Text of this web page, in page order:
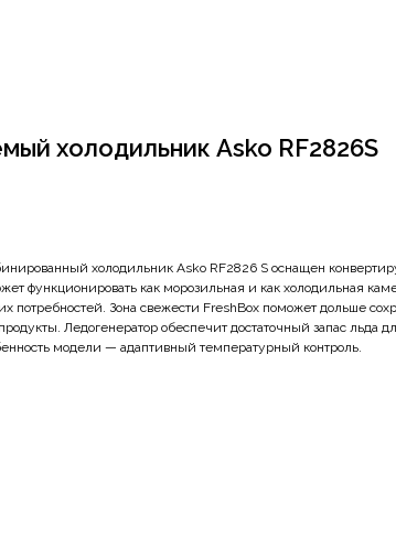
холодильник Asko RF2826S
холодильник Asko RF2826 S оснащен
функционировать как морозильная и как холодильная
потребностей. Зона свежести FreshBox поможет дольше
Ледогенератор обеспечит достаточный запас льда
модели — адаптивный температурный контроль.